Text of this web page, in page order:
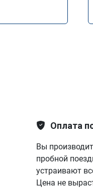
Оплата
Вы
пробной
устраивают
Цена не